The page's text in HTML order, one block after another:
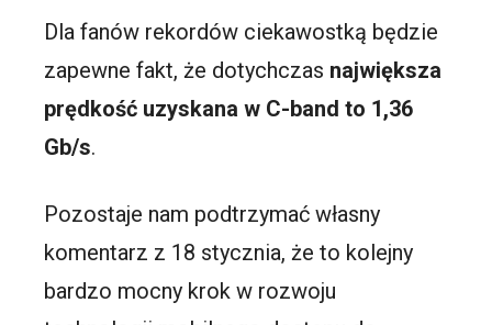
Dla fanów rekordów ciekawostką będzie
zapewne fakt, że dotychczas największa
prędkość uzyskana w C-band to 1,36
Gb/s.
Pozostaje nam podtrzymać własny
komentarz z 18 stycznia, że to kolejny
bardzo mocny krok w rozwoju